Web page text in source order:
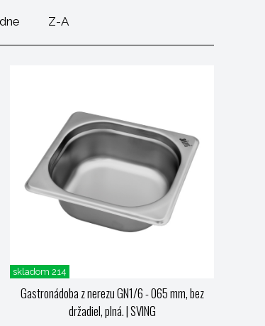
Z-A
skladom 214
Gastronádoba z nerezu GN1/6 - 065 mm, bez
držadiel, plná.| SVING